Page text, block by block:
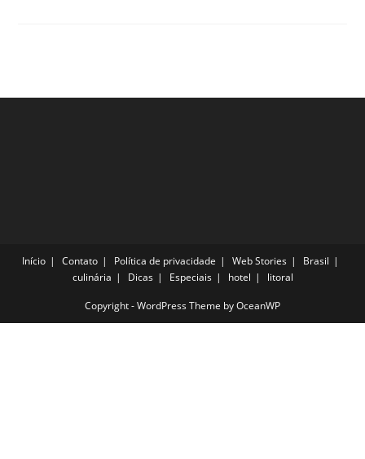
Os
Início Contato Política de privacidade Web Stories
Brasil
culinária
Dicas Especiais hotel litoral
Copyright - WordPress Theme by OceanWP